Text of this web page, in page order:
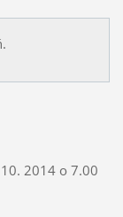
2014 o 7.00